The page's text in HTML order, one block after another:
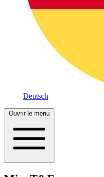
Deutsch
Ouvrir le menu